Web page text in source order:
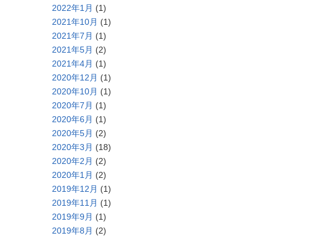
2022年1月 (1)
2021年10月 (1)
2021年7月 (1)
2021年5月 (2)
2021年4月 (1)
2020年12月 (1)
2020年10月 (1)
2020年7月 (1)
2020年6月 (1)
2020年5月 (2)
2020年3月 (18)
2020年2月 (2)
2020年1月 (2)
2019年12月 (1)
2019年11月 (1)
2019年9月 (1)
2019年8月 (2)